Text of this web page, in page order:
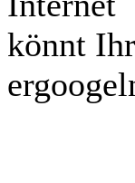
könnt